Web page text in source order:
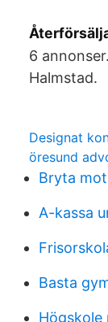
6
Halmstad.
Designat
öresund
Bryta
A-kassa
Basta
Högskole